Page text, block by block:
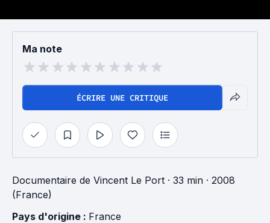
Ma note
ÉCRIRE UNE CRITIQUE
Documentaire de Vincent Le Port · 33 min · 2008
(France)
Pays d'origine : France